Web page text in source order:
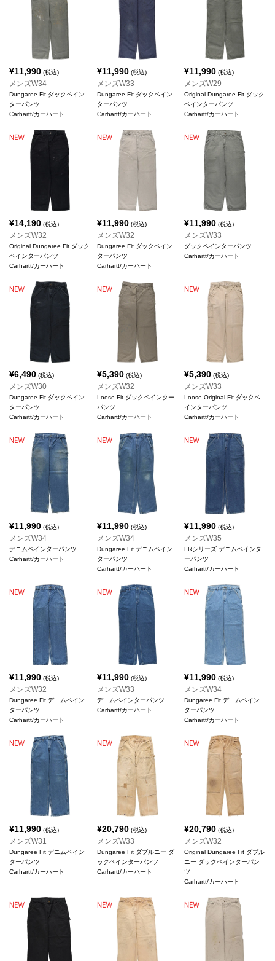
¥11,990 (税込)
メンズW34
Dungaree Fit ダックペイン
ターパンツ
Carhartt/カーハート
¥11,990(税込)
メンズW33
Dungaree Fit ダックペイン
ターパンツ
Carhartt/カーハート
¥11,990 (税込)
メンズW29
Original Dungaree Fit ダック
ペインターパンツ
Carhartt/カーハート
¥14,190 (税込)
メンズW32
Original Dungaree Fit ダック
ペインターパンツ
Carhartt/カーハート
¥11,990(税込)
メンズW32
Dungaree Fit ダックペイン
ターパンツ
Carhartt/カーハート
¥11,990 (税込)
メンズW33
ダックペインターパンツ
Carhartt/カーハート
¥6,490 (税込)
メンズW30
Dungaree Fit ダックペイン
ターパンツ
Carhartt/カーハート
¥5,390(税込)
メンズW32
Loose Fit ダックペインター
パンツ
Carhartt/カーハート
¥5,390 (税込)
メンズW33
Loose Original Fit ダックペ
インターパンツ
Carhartt/カーハート
¥11,990 (税込)
メンズW34
デニムペインターパンツ
Carhartt/カーハート
¥11,990(税込)
メンズW34
Dungaree Fit デニムペイン
ターパンツ
Carhartt/カーハート
¥11,990 (税込)
メンズW35
FRシリーズ デニムペインタ
ーパンツ
Carhartt/カーハート
¥11,990 (税込)
メンズW32
Dungaree Fit デニムペイン
ターパンツ
Carhartt/カーハート
¥11,990(税込)
メンズW33
デニムペインターパンツ
Carhartt/カーハート
¥11,990 (税込)
メンズW34
Dungaree Fit デニムペイン
ターパンツ
Carhartt/カーハート
¥11,990 (税込)
メンズW31
Dungaree Fit デニムペイン
ターパンツ
Carhartt/カーハート
¥20,790(税込)
メンズW33
Dungaree Fit ダブルニー ダ
ックペインターパンツ
Carhartt/カーハート
¥20,790 (税込)
メンズW32
Original Dungaree Fit ダブル
ニー ダックペインターパン
ツ
Carhartt/カーハート